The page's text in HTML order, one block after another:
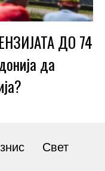
ДО 74
да
Свет